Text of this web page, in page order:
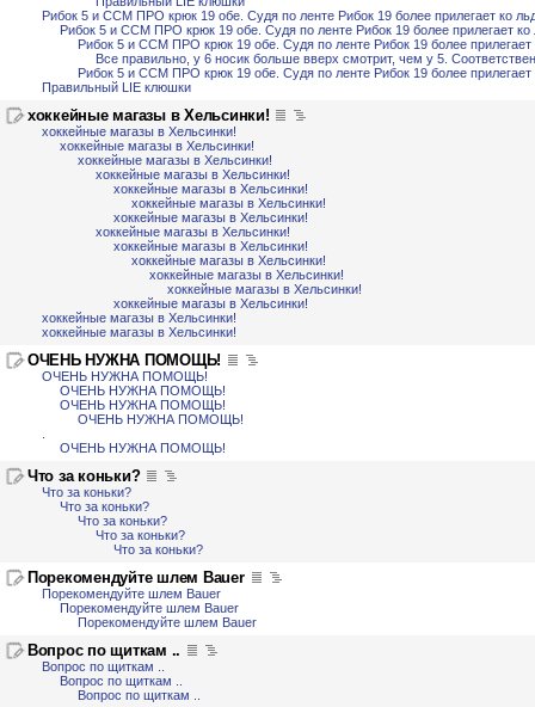
Рибок 5 и ССМ ПРО крюк 19 обе. Судя по ленте Рибок 19 более прилегает ко
Рибок 5 и ССМ ПРО крюк 19 обе. Судя по ленте Рибок 19 более прилегает ко
Рибок 5 и ССМ ПРО крюк 19 обе. Судя по ленте Рибок 19 более прилегает
Все правильно, у 6 носик больше вверх смотрит, чем у 5.
Рибок 5 и ССМ ПРО крюк 19 обе. Судя по ленте Рибок 19 более прилегает
Правильный LIE клюшки
хоккейные магазы в Хельсинки!
хоккейные магазы в Хельсинки!
хоккейные магазы в Хельсинки!
хоккейные магазы в Хельсинки!
хоккейные магазы в Хельсинки!
хоккейные магазы в Хельсинки!
хоккейные магазы в Хельсинки!
хоккейные магазы в Хельсинки!
хоккейные магазы в Хельсинки!
хоккейные магазы в Хельсинки!
хоккейные магазы в Хельсинки!
хоккейные магазы в Хельсинки!
хоккейные магазы в Хельсинки!
хоккейные магазы в Хельсинки!
хоккейные магазы в Хельсинки!
хоккейные магазы в Хельсинки!
ОЧЕНЬ НУЖНА ПОМОЩЬ!
ОЧЕНЬ НУЖНА ПОМОЩЬ!
ОЧЕНЬ НУЖНА ПОМОЩЬ!
ОЧЕНЬ НУЖНА ПОМОЩЬ!
ОЧЕНЬ НУЖНА ПОМОЩЬ!
ОЧЕНЬ НУЖНА ПОМОЩЬ!
Что за коньки?
Что за коньки?
Что за коньки?
Что за коньки?
Что за коньки?
Что за коньки?
Порекомендуйте шлем Bauer
Порекомендуйте шлем Bauer
Порекомендуйте шлем Bauer
Порекомендуйте шлем Bauer
Вопрос по щиткам ..
Вопрос по щиткам ..
Вопрос по щиткам ..
Вопрос по щиткам ..